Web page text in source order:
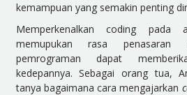
kemampuan yang semakin penting
Memperkenalkan coding
memupukan rasa penasaran
pemrograman dapat
kedepannya. Sebagai orang tua,
tanya bagaimana cara mengajarkan